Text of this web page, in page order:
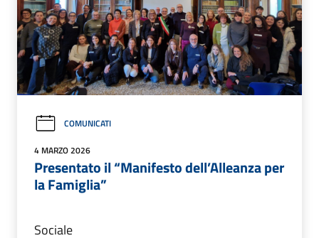
COMUNICATI
4 MARZO 2026
Presentato il “Manifesto dell’Alleanza per
la Famiglia”
Sociale